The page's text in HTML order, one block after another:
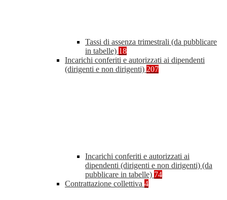
Tassi di assenza trimestrali (da pubblicare
in tabelle) 18
Incarichi conferiti e autorizzati ai dipendenti
(dirigenti e non dirigenti) 207
Incarichi conferiti e autorizzati ai
dipendenti (dirigenti e non dirigenti) (da
pubblicare in tabelle) 74
Contrattazione collettiva 4